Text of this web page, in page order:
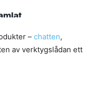
– chatten,
av verktygslådan ett